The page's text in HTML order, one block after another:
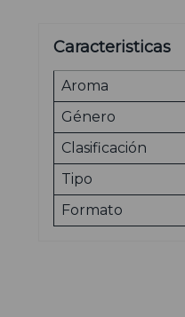
Caracteristicas
Aroma
Género
Clasificación
Tipo
Formato